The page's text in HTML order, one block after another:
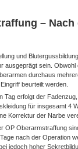
–
und
sein.
durchaus
beurteilt werden.
erfolgt der
für insgesamt 4
Korrektur der Narbe
OP Oberarmstraffung
nach der Operation
jedoch hoher